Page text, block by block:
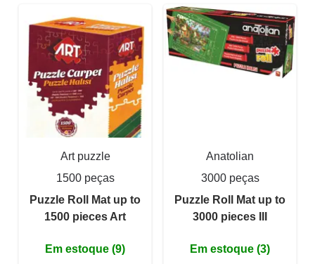
Art puzzle
1500 peças
Puzzle Roll Mat up to
1500 pieces Art
Em estoque (9)
Anatolian
3000 peças
Puzzle Roll Mat up to
3000 pieces III
Em estoque (3)